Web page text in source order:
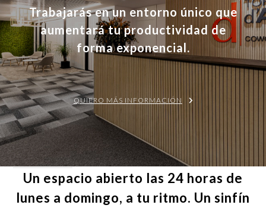
Trabajarás en unentorno único que
aumentará tu productividad de
forma exponencial.
QUIERO MÁS INFORMACIÓN
Un espacio abierto las 24 horas de
lunes a domingo, a tu ritmo. Un sinfín